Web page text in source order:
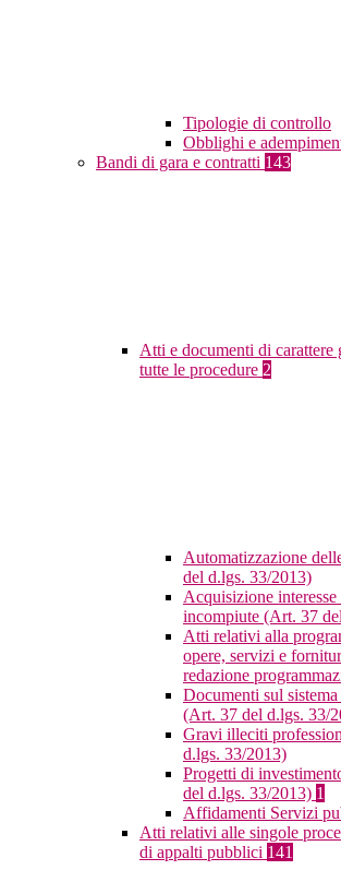
Tipologie di controllo
Obblighi e
Bandi di gara e contratti 143
Atti e documenti di carattere
tutte le procedure 2
Automatizzazione
del d.lgs. 33/2013)
Acquisizione
incompiute (Art. 37
Atti relativi alla
opere, servizi e
redazione
Documenti sul
(Art. 37 del d.lgs. 33/
Gravi illeciti
d.lgs. 33/2013)
Progetti di
del d.lgs. 33/2013) 1
Affidamenti Servizi
Atti relativi alle singole
di appalti pubblici 141